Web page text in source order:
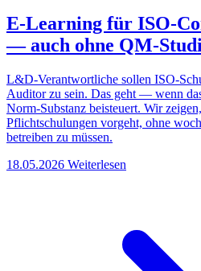
E-Learning für ISO-
— auch ohne QM-
L&D-Verantwortliche sollen ISO-
Auditor zu sein. Das geht — wenn
Norm-Substanz beisteuert. Wir
Pflichtschulungen vorgeht, ohne
betreiben zu müssen.
18.05.2026 Weiterlesen